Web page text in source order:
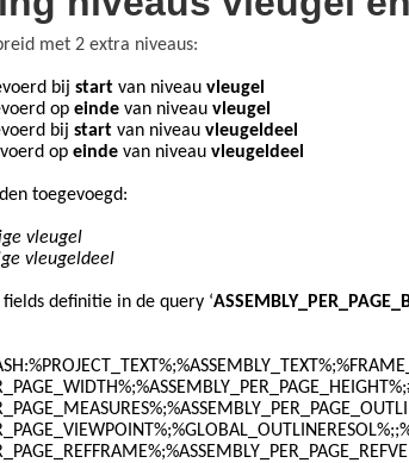
met 2 extra niveaus:
bij start van niveau vleugel
op einde van niveau vleugel
bij start van niveau vleugeldeel
op einde van niveau vleugeldeel
toegevoegd:
vleugel
vleugeldeel
definitie in de query ‘